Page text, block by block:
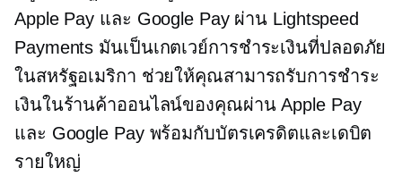
Apple Pay และ Google Pay ผ่าน Lightspeed
Payments มันเป็นเกตเวย์การชำระเงินที่ปลอดภัย
ในสหรัฐอเมริกา ช่วยให้คุณสามารถรับการชำระ
เงินในร้านค้าออนไลน์ของคุณผ่าน Apple Pay
และ Google Pay พร้อมกับบัตรเครดิตและเดบิต
รายใหญ่